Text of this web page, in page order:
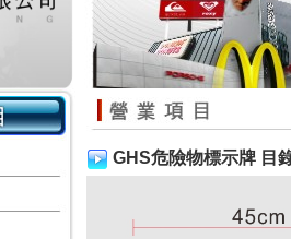
GHS危險物標示牌 目